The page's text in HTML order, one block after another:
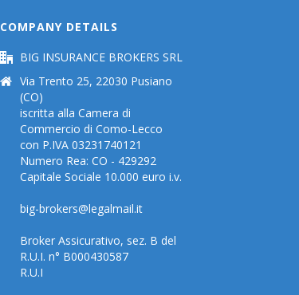
COMPANY DETAILS
BIG INSURANCE BROKERS SRL
Via Trento 25, 22030 Pusiano
(CO)
iscritta alla Camera di
Commercio di Como-Lecco
con P.IVA 03231740121
Numero Rea: CO - 429292
Capitale Sociale 10.000 euro i.v.
big-brokers@legalmail.it
Broker Assicurativo, sez. B del
R.U.I. n° B000430587
R.U.I